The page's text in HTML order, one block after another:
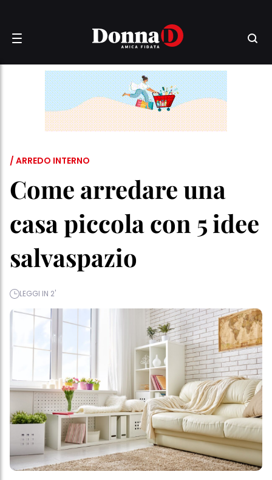
/ ARREDO INTERNO
Come arredare una
casa piccola con 5 idee
salvaspazio
LEGGI IN 2'